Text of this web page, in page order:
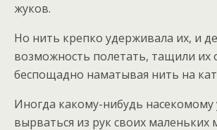
жуков.
Но нить крепко удерживала их, и
возможность полетать, тащили их
беспощадно наматывая нить на
Иногда какому-нибудь насекомому
вырваться из рук своих маленьких